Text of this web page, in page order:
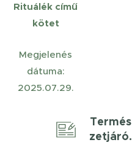
Rituálék című
kötet
Megjelenés
dátuma:
2025.07.29.
Termés
zetjáró.